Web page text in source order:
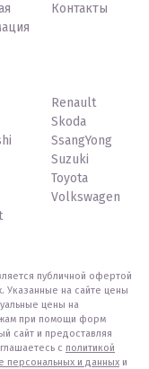
Контакты
Renault
Skoda
SsangYong
Suzuki
Toyota
Volkswagen
публичной офертой
Указанные на сайте цены
цены на
при помощи форм
сайт и предоставляя
с политикой
персональных и данных и